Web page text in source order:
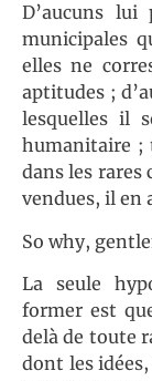
D’aucuns
municipales
elles ne
aptitudes ;
lesquelles il
humanitaire ;
dans les rares
vendues, il en
So why,
La seule
former est
delà de toute
dont les